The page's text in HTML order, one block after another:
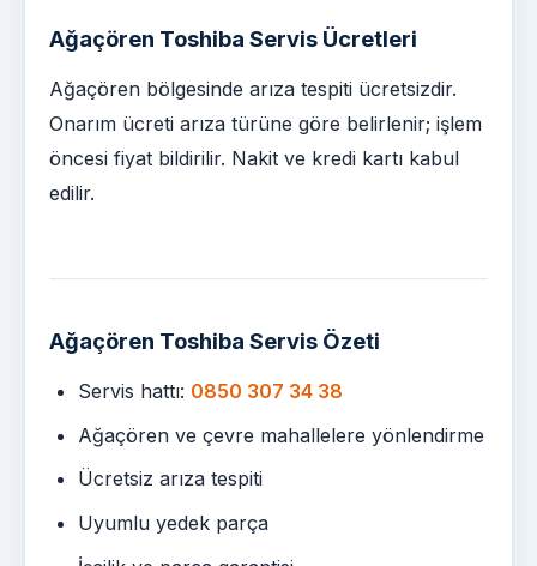
Ağaçören Toshiba Servis Ücretleri
Ağaçören bölgesinde arıza tespiti ücretsizdir.
Onarım ücreti arıza türüne göre belirlenir; işlem
öncesi fiyat bildirilir. Nakit ve kredi kartı kabul
edilir.
Ağaçören Toshiba Servis Özeti
Servis hattı: 0850 307 34 38
Ağaçören ve çevre mahallelere yönlendirme
Ücretsiz arıza tespiti
Uyumlu yedek parça